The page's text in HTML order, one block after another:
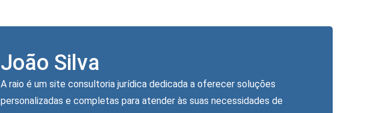
João Silva
A raio é um site consultoria jurídica dedicada a oferecer soluções
personalizadas e completas para atender às suas necessidades de